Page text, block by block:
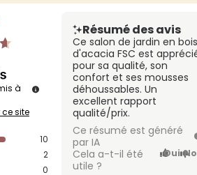
à
site
10
2
0
Résumé des avis
Ce salon de jardin en
d'acacia FSC est
pour sa qualité, son
confort et ses mousses
déhoussables. Un
excellent rapport
qualité/prix.
Ce résumé est généré
par IA
Cela a-t-il été
utile ?
Oui